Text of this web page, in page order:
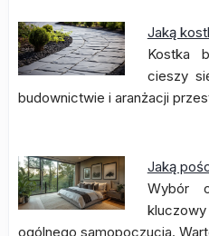
Jaką
Kostka
cieszy
budownictwie i aranżacji
Jaką
Wybór
ogólnego samopoczucia.